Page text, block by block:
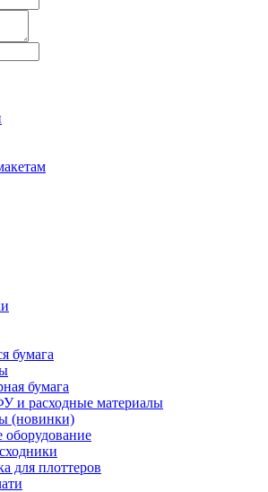
бумага
бумага
и расходные материалы
(новинки)
оборудование
для плоттеров